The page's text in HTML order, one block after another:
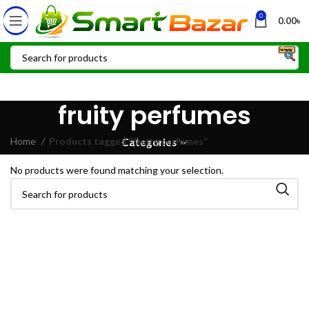
0 0.00৳
fruity perfumes
Categories
Home Products tagged “fruity perfumes”
No products were found matching your selection.